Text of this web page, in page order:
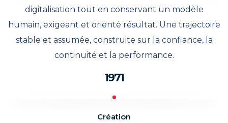
digitalisation tout en conservant un modèle
humain, exigeant et orienté résultat. Une trajectoire
stable et assumée, construite sur la confiance, la
continuité et la performance.
1971
Création